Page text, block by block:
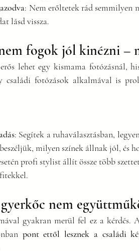
: Nem erőltetek rád semmilyen
lásd vissza.
fogok jól kinézni –
lehet egy kismama fotózásnál,
családi fotózások alkalmával is
: Segítek a ruhaválasztásban,
milyen színek állnak jól, és
profi stylist állít össze több
nem
gyakran merül fel ez a
pont ettől lesznek a családi